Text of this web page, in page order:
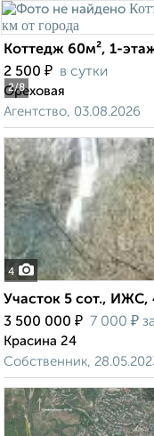
2/8
Коттедж 60м², 1-
2 500 ₽ в сутки
Ореховая
Агентство, 03.08.2026
4
Участок 5 сот., ИЖС,
3 500 000 ₽ 7 000 ₽
Красина 24
Собственник,